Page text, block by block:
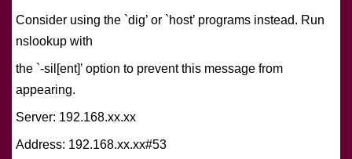
Consider using the `dig’ or `host’ programs instead. Run
nslookup with
the `-sil[ent]’ option to prevent this message from
appearing.
Server: 192.168.xx.xx
Address: 192.168.xx.xx#53